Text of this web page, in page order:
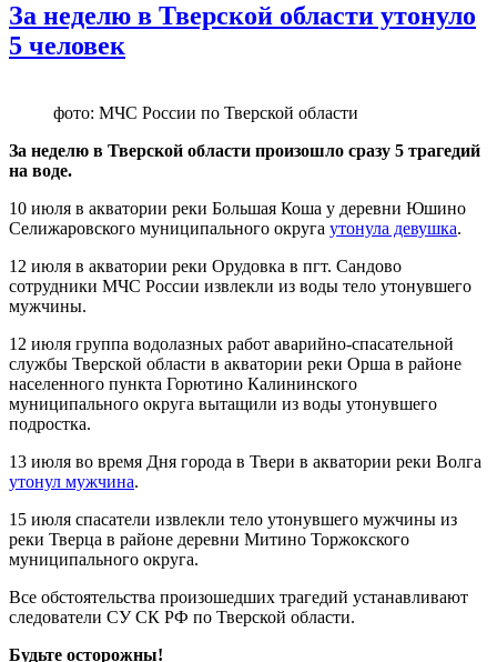
За неделю в Тверской области утонуло
5 человек
фото: МЧС России по Тверской области
За неделю в Тверской области произошло сразу 5 трагедий
на воде.
10 июля в акватории реки Большая Коша у деревни Юшино
Селижаровского муниципального округа утонула девушка.
12 июля в акватории реки Орудовка в пгт. Сандово
сотрудники МЧС России извлекли из воды тело утонувшего
мужчины.
12 июля группа водолазных работ аварийно-спасательной
службы Тверской области в акватории реки Орша в районе
населенного пункта Горютино Калининского
муниципального округа вытащили из воды утонувшего
подростка.
13 июля во время Дня города в Твери в акватории реки Волга
утонул мужчина.
15 июля спасатели извлекли тело утонувшего мужчины из
реки Тверца в районе деревни Митино Торжокского
муниципального округа.
Все обстоятельства произошедших трагедий устанавливают
следователи СУ СК РФ по Тверской области.
Будьте осторожны!